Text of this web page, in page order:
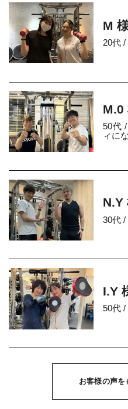
M
20代
M.0
50代
ィに
N.Y
30代 /
I.Y
50代 /
お客様の声を